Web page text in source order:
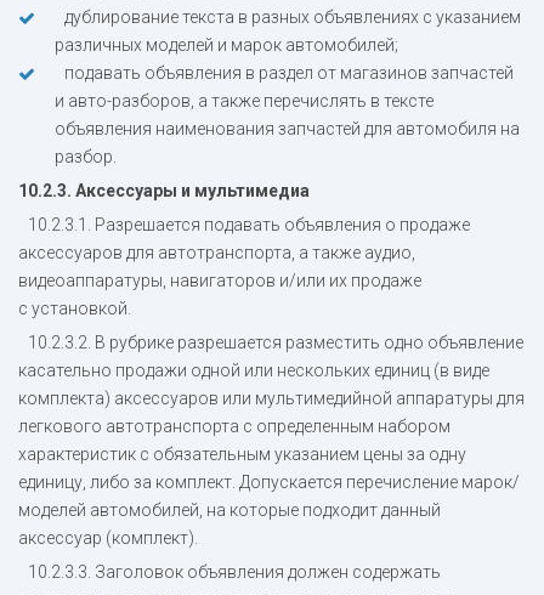
дублирование текста в разных объявлениях с указанием
различных моделей и марок автомобилей;
подавать объявления в раздел от магазинов запчастей
и авто-разборов, а также перечислять в тексте
объявления наименования запчастей для автомобиля на
разбор.
10.2.3. Аксессуары и мультимедиа
10.2.3.1. Разрешается подавать объявления о продаже
аксессуаров для автотранспорта, а также аудио,
видеоаппаратуры, навигаторов и/или их продаже
с установкой.
10.2.3.2. В рубрике разрешается разместить одно объявление
касательно продажи одной или нескольких единиц (в виде
комплекта) аксессуаров или мультимедийной аппаратуры для
легкового автотранспорта с определенным набором
характеристик с обязательным указанием цены за одну
единицу, либо за комплект. Допускается перечисление марок/
моделей автомобилей, на которые подходит данный
аксессуар (комплект).
10.2.3.3. Заголовок объявления должен содержать